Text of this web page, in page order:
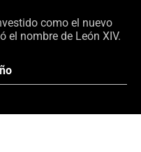
como el nuevo
el nombre de León XIV.